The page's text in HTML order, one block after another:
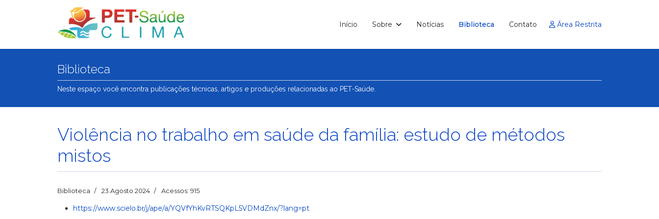
Início Sobre Notícias Biblioteca Contato Área Restrita
Biblioteca
Neste espaço você encontra publicações técnicas, artigos e produções relacionadas ao PET-Saúde.
Violência no trabalho em saúde da família: estudo de métodos
mistos
Biblioteca 23 Agosto 2024 Acessos: 915
https://www.scielo.br/j/ape/a/YQVfYhKvRTSQKpL5VDMdZnx/?lang=pt